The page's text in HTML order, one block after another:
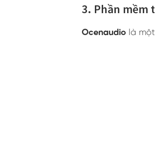
3. Phần mềm
Ocenaudio là